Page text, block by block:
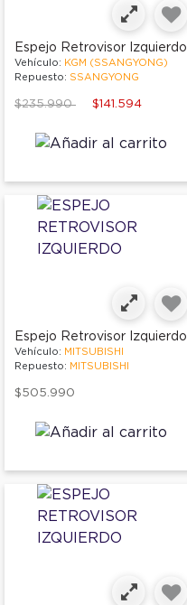
Espejo Retrovisor Izquierdo
Vehículo: KGM (SSANGYONG)
Repuesto: SSANGYONG
Price reduced from
$235.990to $141.594
Espejo Retrovisor Izquierdo
Vehículo: MITSUBISHI
Repuesto: MITSUBISHI
$505.990